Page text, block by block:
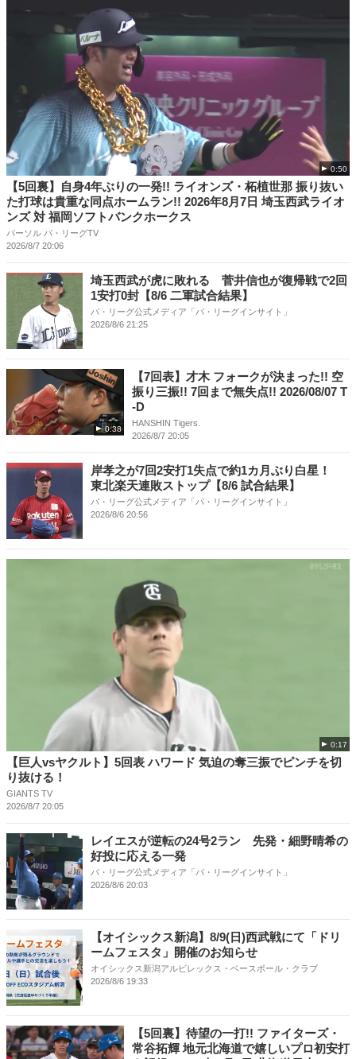
0:50
【5回裏】自身4年ぶりの一発!! ライオンズ・柘植世那 振り抜い
た打球は貴重な同点ホームラン!! 2026年8月7日 埼玉西武ライオ
ンズ 対 福岡ソフトバンクホークス
パーソル パ・リーグTV
2026/8/7 20:06
埼玉西武が虎に敗れる 菅井信也が復帰戦で2回
1安打0封【8/6 二軍試合結果】
パ・リーグ公式メディア「パ・リーグインサイト」
2026/8/6 21:25
0:38
【7回表】才木 フォークが決まった!! 空
振り三振!! 7回まで無失点!! 2026/08/07 T
-D
HANSHIN Tigers.
2026/8/7 20:05
岸孝之が7回2安打1失点で約1カ月ぶり白星！
東北楽天連敗ストップ【8/6 試合結果】
パ・リーグ公式メディア「パ・リーグインサイト」
2026/8/6 20:56
0:17
【巨人vsヤクルト】5回表 ハワード 気迫の奪三振でピンチを切
り抜ける！
GIANTS TV
2026/8/7 20:05
レイエスが逆転の24号2ラン 先発・細野晴希の
好投に応える一発
パ・リーグ公式メディア「パ・リーグインサイト」
2026/8/6 20:03
【オイシックス新潟】8/9(日)西武戦にて「ドリ
ームフェスタ」開催のお知らせ
オイシックス新潟アルビレックス・ベースボール・クラブ
2026/8/6 19:33
【5回裏】待望の一打!! ファイターズ・
常谷拓輝 地元北海道で嬉しいプロ初安打